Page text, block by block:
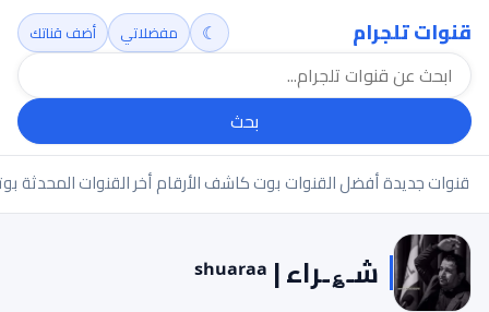
قنوات تلجرام
بحث
☾ مفضلاتي أضف قناتك
قنوات جديدةأفضل القنواتبوت كاشف الأرقامأخر القنوات المحدثة
شـ؏ـراء | ˢʰᵘᵃʳᵃᵃ